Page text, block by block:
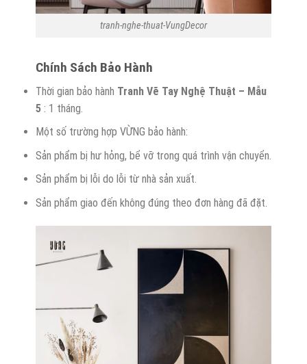
tranh-nghe-thuat-VungDecor
Chính Sách Bảo Hành
Thời gian bảo hành Tranh Vẽ Tay Nghệ Thuật – Mẫu
5: 1 tháng.
Một số trường hợp VỪNG bảo hành:
Sản phẩm bị hư hỏng, bể vỡ trong quá trình vận chuyển.
Sản phẩm bị lỗi do lỗi từ nhà sản xuất.
Sản phẩm giao đến không đúng theo đơn hàng đã đặt.